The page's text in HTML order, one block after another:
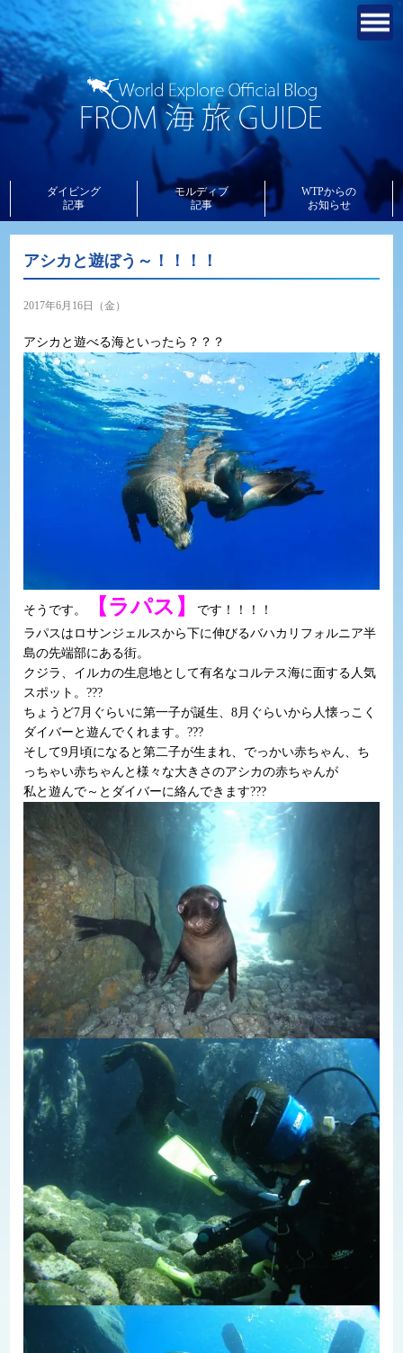
ダイビング
記事
モルディブ
記事
WTPからの
お知らせ
アシカと遊ぼう～！！！！
2017年6月16日（金）
アシカと遊べる海といったら？？？
そうです。 【ラパス】
です！！！！
ラパスはロサンジェルスから下に伸びるバハカリフォルニア半
島の先端部にある街。
クジラ、イルカの生息地として有名なコルテス海に面する人気
スポット。???
ちょうど7月ぐらいに第一子が誕生、8月ぐらいから人懐っこく
ダイバーと遊んでくれます。???
そして9月頃になると第二子が生まれ、でっかい赤ちゃん、ち
っちゃい赤ちゃんと様々な大きさのアシカの赤ちゃんが
私と遊んで～とダイバーに絡んできます???